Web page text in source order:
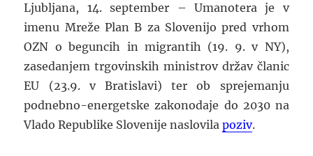
Ljubljana, 14. september – Umanotera je v
imenu Mreže Plan B za Slovenijo pred vrhom
OZN o beguncih in migrantih (19. 9. v NY),
zasedanjem trgovinskih ministrov držav članic
EU (23.9. v Bratislavi) ter ob sprejemanju
podnebno-energetske zakonodaje do 2030 na
Vlado Republike Slovenije naslovilapoziv.